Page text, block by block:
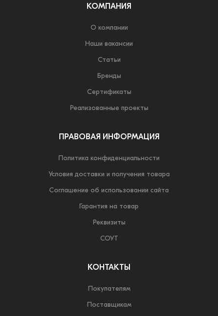
КОМПАНИЯ
О компании
Наши вакансии
Статьи
Бренды
Сертификаты
Реализованные проекты
ПРАВОВАЯ ИНФОРМАЦИЯ
Политика конфиденциальности
Условия доставки и получения товара
Соглашение об использовании сайта
Гарантия на товар
Реквизиты
СОУТ
КОНТАКТЫ
Покупателям
Поставщикам